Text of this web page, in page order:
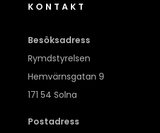
KONTAKT
Besöksadress
Rymdstyrelsen
Hemvärnsgatan 9
171 54 Solna
Postadress